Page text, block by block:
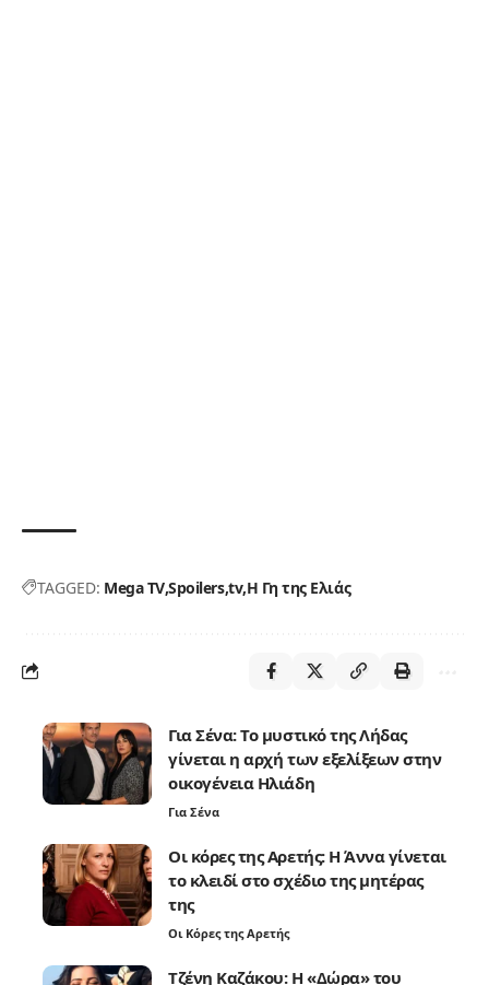
TAGGED: Mega TVSpoilerstv Η Γη της Ελιάς
Για Σένα: Το μυστικό της Λήδας
γίνεται η αρχή των εξελίξεων στην
οικογένεια Ηλιάδη
Για Σένα
Οι κόρες της Αρετής: Η Άννα γίνεται
το κλειδί στο σχέδιο της μητέρας
της
Οι Κόρες της Αρετής
Τζένη Καζάκου: Η «Δώρα» του